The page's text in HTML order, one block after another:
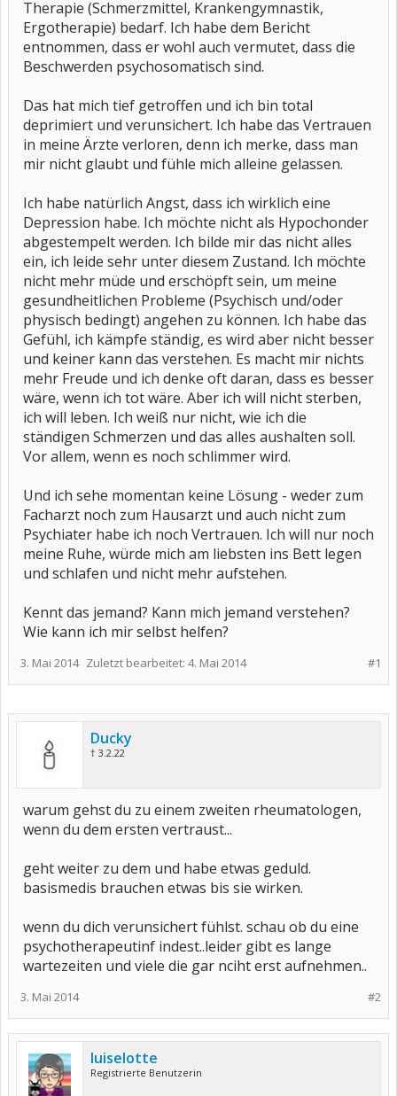
Therapie (Schmerzmittel, Krankengymnastik,
Ergotherapie) bedarf. Ich habe dem Bericht
entnommen, dass er wohl auch vermutet, dass die
Beschwerden psychosomatisch sind.
Das hat mich tief getroffen und ich bin total
deprimiert und verunsichert. Ich habe das Vertrauen
in meine Ärzte verloren, denn ich merke, dass man
mir nicht glaubt und fühle mich alleine gelassen.
Ich habe natürlich Angst, dass ich wirklich eine
Depression habe. Ich möchte nicht als Hypochonder
abgestempelt werden. Ich bilde mir das nicht alles
ein, ich leide sehr unter diesem Zustand. Ich möchte
nicht mehr müde und erschöpft sein, um meine
gesundheitlichen Probleme (Psychisch und/oder
physisch bedingt) angehen zu können. Ich habe das
Gefühl, ich kämpfe ständig, es wird aber nicht besser
und keiner kann das verstehen. Es macht mir nichts
mehr Freude und ich denke oft daran, dass es besser
wäre, wenn ich tot wäre. Aber ich will nicht sterben,
ich will leben. Ich weiß nur nicht, wie ich die
ständigen Schmerzen und das alles aushalten soll.
Vor allem, wenn es noch schlimmer wird.
Und ich sehe momentan keine Lösung - weder zum
Facharzt noch zum Hausarzt und auch nicht zum
Psychiater habe ich noch Vertrauen. Ich will nur noch
meine Ruhe, würde mich am liebsten ins Bett legen
und schlafen und nicht mehr aufstehen.
Kennt das jemand? Kann mich jemand verstehen?
Wie kann ich mir selbst helfen?
#1
3. Mai 2014 Zuletzt bearbeitet: 4. Mai 2014
Ducky
† 3.2.22
warum gehst du zu einem zweiten rheumatologen,
wenn du dem ersten vertraust...
geht weiter zu dem und habe etwas geduld.
basismedis brauchen etwas bis sie wirken.
wenn du dich verunsichert fühlst. schau ob du eine
psychotherapeutinf indest..leider gibt es lange
wartezeiten und viele die gar nciht erst aufnehmen..
#2
3. Mai 2014
luiselotte
Registrierte Benutzerin